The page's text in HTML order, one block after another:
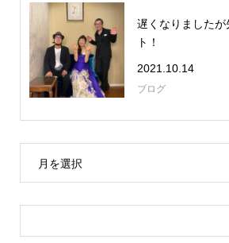
遅くなりました
ト！
2021.10.14
ブログ
月を選択